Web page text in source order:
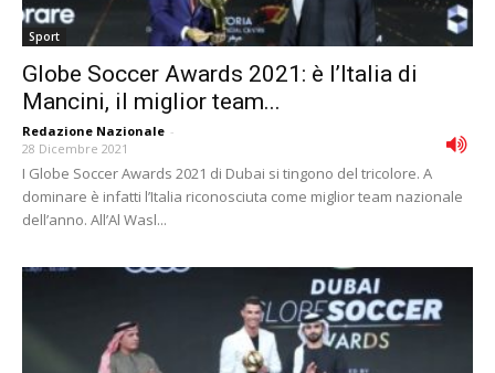
Sport
Globe Soccer Awards 2021: è l’Italia di
Mancini, il miglior team...
Redazione Nazionale -
28 Dicembre 2021
I Globe Soccer Awards 2021 di Dubai si tingono del tricolore. A
dominare è infatti l’Italia riconosciuta come miglior team nazionale
dell’anno. All’Al Wasl...